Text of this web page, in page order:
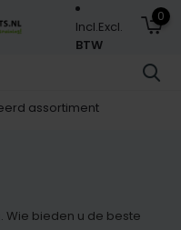
Incl.Excl.
BTW
0
assortiment
Wie bieden u de beste